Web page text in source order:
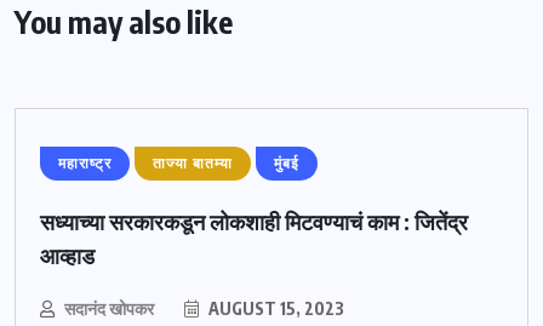
You may also like
महाराष्ट्र ताज्या बातम्या मुंबई
सध्याच्या सरकारकडून लोकशाही मिटवण्याचं काम : जितेंद्र
आव्हाड
सदानंद खोपकर AUGUST 15, 2023